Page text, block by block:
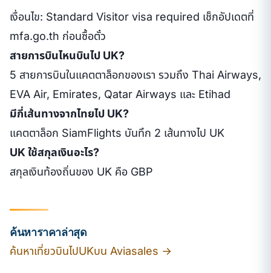
เงื่อนไข: Standard Visitor visa required เช็กอัปเดตที่
mfa.go.th ก่อนซื้อตั๋ว
สายการบินไหนบินไป UK?
5 สายการบินในแคตตาล็อกของเรา รวมถึง Thai Airways,
EVA Air, Emirates, Qatar Airways และ Etihad
มีกี่เส้นทางจากไทยไป UK?
แคตตาล็อก SiamFlights บันทึก 2 เส้นทางไป UK
UK ใช้สกุลเงินอะไร?
สกุลเงินท้องถิ่นของ UK คือ GBP
ค้นหาราคาล่าสุด
ค้นหาเที่ยวบินไปUKบน Aviasales →